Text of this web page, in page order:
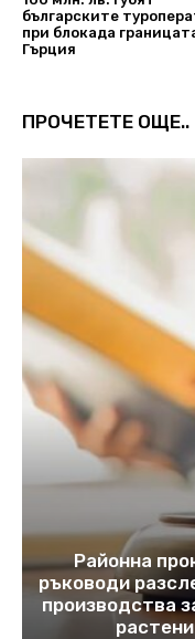
българските
при блокада
Гърция
ПРОЧЕТЕТЕ ОЩЕ..
Районна
ръководи
производства